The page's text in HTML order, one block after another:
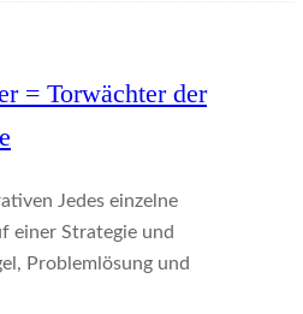
= Torwächter der
Jedes einzelne
einer Strategie und
Problemlösung und